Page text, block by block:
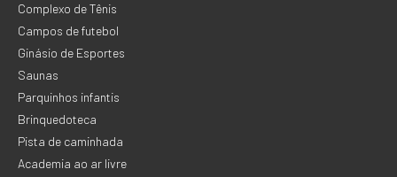
Complexo de Tênis
Campos de futebol
Ginásio de Esportes
Saunas
Parquinhos infantis
Brinquedoteca
Pista de caminhada
Academia ao ar livre